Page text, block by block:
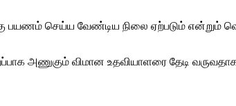
பயணம் செய்ய வேண்டிய நிலை ஏற்படும் என்றும்
அணுகும் விமான உதவியாளரை தேடி